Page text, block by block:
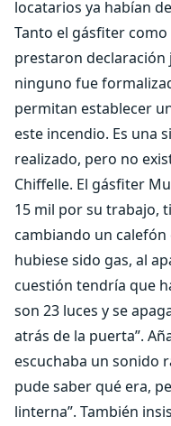
locatarios ya habían
Tanto el gásfiter
prestaron
ninguno fue
permitan establecer
este incendio. Es una
realizado, pero no
Chiffelle. El gásfiter
15 mil por su trabajo,
cambiando un calefón
hubiese sido gas, al
cuestión tendría que
son 23 luces y se
atrás de la puerta”.
escuchaba un sonido
pude saber qué era,
linterna”. También